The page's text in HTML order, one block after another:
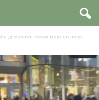
gesluierde vrouw trapt en mept